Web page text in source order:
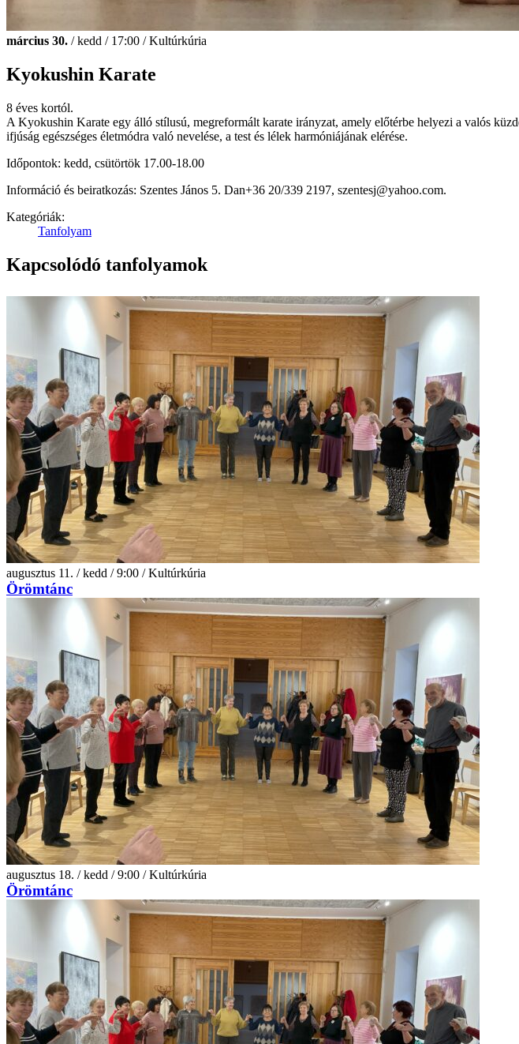
március 30. / kedd / 17:00 / Kultúrkúria
Kyokushin Karate
8 éves kortól.
A Kyokushin Karate egy álló stílusú, megreformált karate irányzat, amely előtérbe helyezi a valós
ifjúság egészséges életmódra való nevelése, a test és lélek harmóniájának elérése.
Időpontok: kedd, csütörtök 17.00-18.00
Információ és beiratkozás: Szentes János 5. Dan+36 20/339 2197, szentesj@yahoo.com.
Kategóriák:
Tanfolyam
Kapcsolódó tanfolyamok
augusztus 11. / kedd / 9:00 / Kultúrkúria
Örömtánc
augusztus 18. / kedd / 9:00 / Kultúrkúria
Örömtánc